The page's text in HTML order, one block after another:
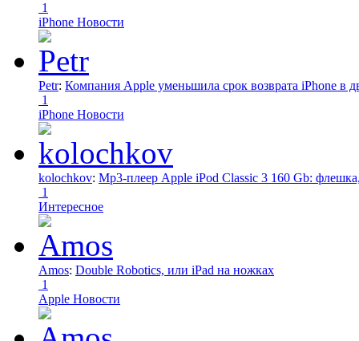
1
iPhone Новости
Petr: Компания Apple уменьшила срок возврата iPhone в
1
iPhone Новости
kolochkov: Mp3-плеер Apple iPod Classic 3 160 Gb:
1
Интересное
Amos: Double Robotics, или iPad на ножках
1
Apple Новости